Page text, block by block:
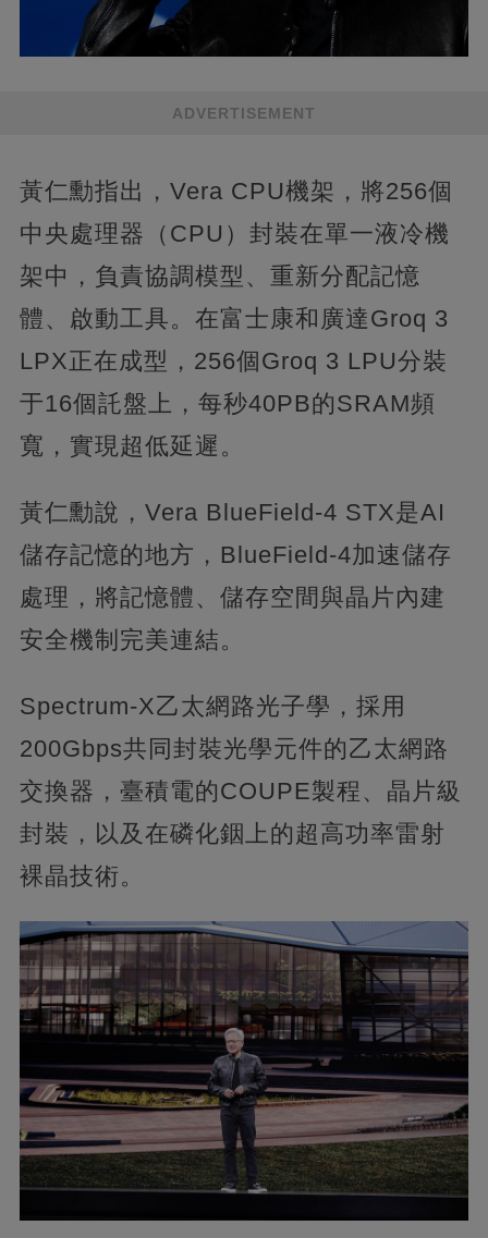
ADVERTISEMENT
黃仁勳指出，Vera CPU機架，將256個
中央處理器（CPU）封裝在單一液冷機
架中，負責協調模型、重新分配記憶
體、啟動工具。在富士康和廣達Groq 3
LPX正在成型，256個Groq 3 LPU分裝
于16個託盤上，每秒40PB的SRAM頻
寬，實現超低延遲。
黃仁勳說，Vera BlueField-4 STX是AI
儲存記憶的地方，BlueField-4加速儲存
處理，將記憶體、儲存空間與晶片內建
安全機制完美連結。
Spectrum-X乙太網路光子學，採用
200Gbps共同封裝光學元件的乙太網路
交換器，臺積電的COUPE製程、晶片級
封裝，以及在磷化銦上的超高功率雷射
裸晶技術。